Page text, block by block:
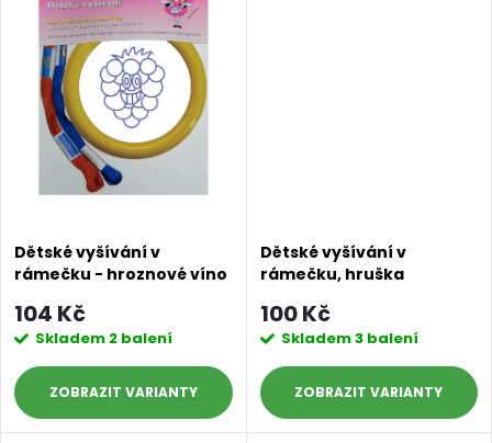
ů
Dětské vyšívání v
rámečku - hroznové víno
104 Kč
Skladem 2 balení
ZOBRAZIT
Dětské vyšívání v
rámečku, hruška
100 Kč
Skladem3 balení
ZOBRAZIT